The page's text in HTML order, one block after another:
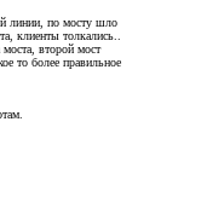
линии, по мосту шло
клиенты толкались..
второй мост
то более правильное